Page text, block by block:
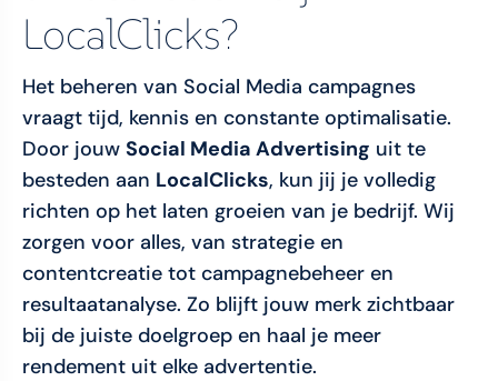
LocalClicks?
Het beheren van Social Media campagnes
vraagt tijd, kennis en constante optimalisatie.
Door jouw Social Media Advertising uit te
besteden aan LocalClicks, kun jij je volledig
richten op het laten groeien van je bedrijf. Wij
zorgen voor alles, van strategie en
contentcreatie tot campagnebeheer en
resultaatanalyse. Zo blijft jouw merk zichtbaar
bij de juiste doelgroep en haal je meer
rendement uit elke advertentie.